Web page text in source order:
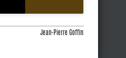
Jean-Pierre Goffin